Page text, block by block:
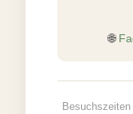
🌐